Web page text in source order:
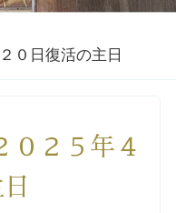
０日復活の主日
２５年４